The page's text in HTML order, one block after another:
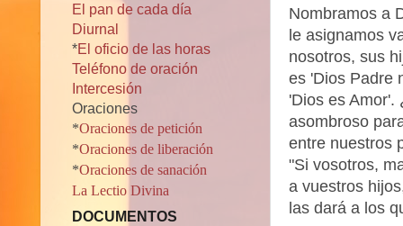
Nombramos a
le asignamos
nosotros, sus
es 'Dios Padre
'Dios es Amor'.
asombroso
entre nuestros
"Si vosotros,
a vuestros
las dará a los
El pan de cada día
Diurnal
*El oficio de las horas
Teléfono de oración
Intercesión
Oraciones
*Oraciones de petición
*Oraciones de liberación
*Oraciones de sanación
La Lectio Divina
DOCUMENTOS